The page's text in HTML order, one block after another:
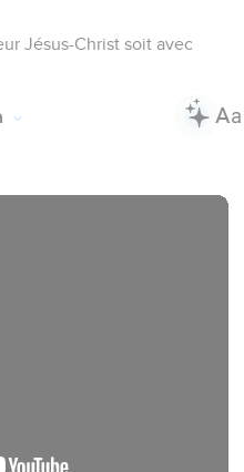
Jésus-Christ soit avec